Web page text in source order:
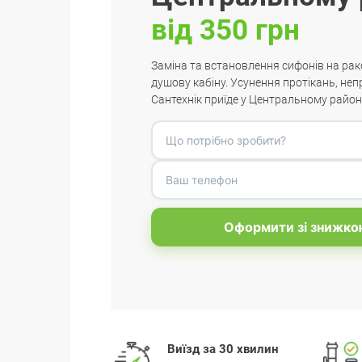
від 350 грн
Заміна та встановлення сифонів на
душову кабіну. Усунення протікань,
Сантехнік приїде у Центральному
Оформити зі
Виїзд за 30 хвилин